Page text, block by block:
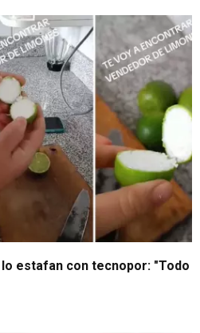
estafan con tecnopor: "Todo